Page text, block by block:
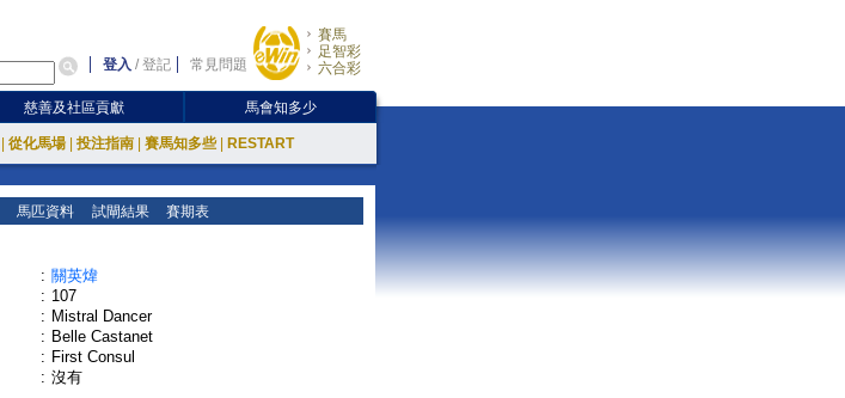
登入 /登記 常見問題
賽馬
足智彩
六合彩
慈善及社區貢獻 馬會知多少
從化馬場 投注指南 賽馬知多些 RESTART
馬匹資料 試閘結果 賽期表
: 關英煒
: 107
: Mistral Dancer
: Belle Castanet
: First Consul
: 沒有